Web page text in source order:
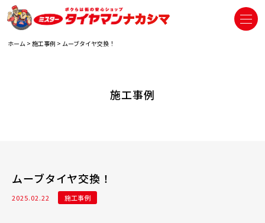
ホーム > 施工事例 > ムーブタイヤ交換！
施工事例
ムーブタイヤ交換！
2025.02.22 施工事例